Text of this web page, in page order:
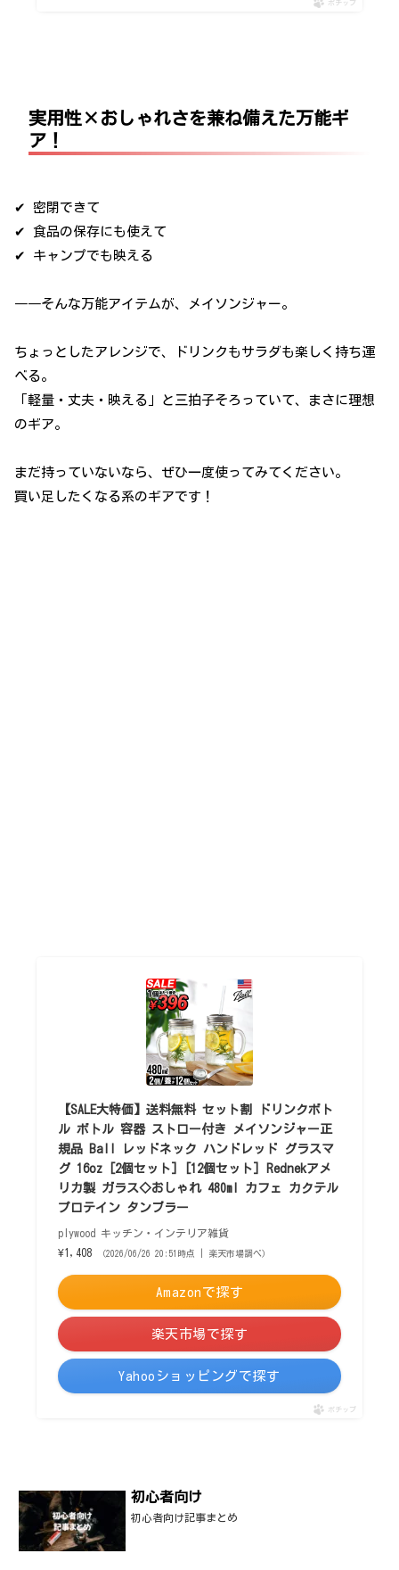
ポチップ
実用性×おしゃれさを兼ね備えた万能ギ
ア！
✔ 密閉できて
✔ 食品の保存にも使えて
✔ キャンプでも映える
――そんな万能アイテムが、メイソンジャー。
ちょっとしたアレンジで、ドリンクもサラダも楽しく持ち運
べる。
「軽量・丈夫・映える」と三拍子そろっていて、まさに理想
のギア。
まだ持っていないなら、ぜひ一度使ってみてください。
買い足したくなる系のギアです！
【SALE大特価】送料無料 セット割 ドリンクボト
ル ボトル 容器 ストロー付き メイソンジャー正
規品 Ball レッドネック ハンドレッド グラスマ
グ 16oz [2個セット] [12個セット] Rednekアメ
リカ製 ガラス◇おしゃれ 480ml カフェ カクテル
プロテイン タンブラー
plywood キッチン・インテリア雑貨
¥1,408
（2026/06/26 20:51時点 | 楽天市場調べ）
Amazonで探す
楽天市場で探す
Yahooショッピングで探す
ポチップ
初心者向け
初心者向け記事まとめ